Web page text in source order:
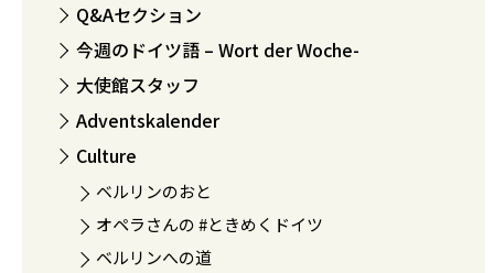
Q&Aセクション
今週のドイツ語 – Wort der Woche-
大使館スタッフ
Adventskalender
Culture
ベルリンのおと
オペラさんの #ときめくドイツ
ベルリンへの道